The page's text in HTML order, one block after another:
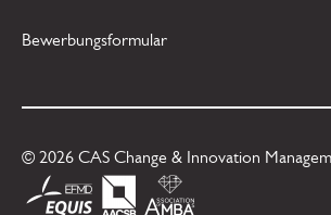
Bewerbungsformular
© 2026CAS Change & Innovation